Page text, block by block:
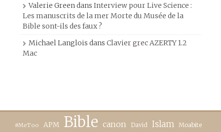
Valerie Greendans Interview pour Live Science :
Les manuscrits de la mer Morte du Musée de la
Bible sont-ils des faux ?
Michael Langlois dans Clavier grec AZERTY 1.2
Mac
#MeToo APM Bible canon David Islam Moabite